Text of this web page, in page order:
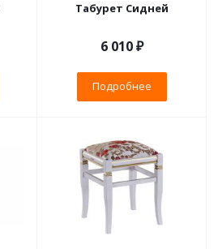
Табурет Сидней
6 010 ₽
Подробнее